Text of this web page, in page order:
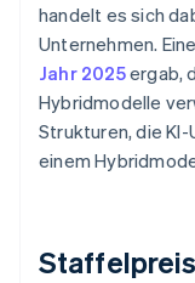
handelt es sich
Unternehmen. Eine
Jahr 2025ergab,
Hybridmodelle
Strukturen, die
einem